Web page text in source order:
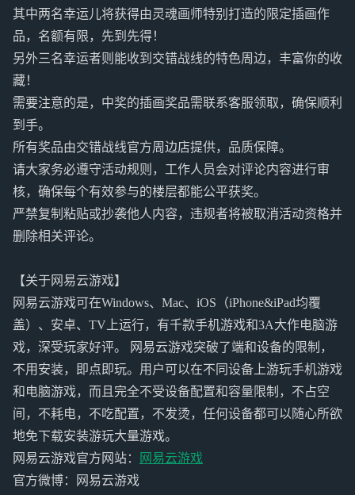
其中两名幸运儿将获得由灵魂画师特别打造的限定插画作
品，名额有限，先到先得！
另外三名幸运者则能收到交错战线的特色周边，丰富你的收
藏！
需要注意的是，中奖的插画奖品需联系客服领取，确保顺利
到手。
所有奖品由交错战线官方周边店提供，品质保障。
请大家务必遵守活动规则，工作人员会对评论内容进行审
核，确保每个有效参与的楼层都能公平获奖。
严禁复制粘贴或抄袭他人内容，违规者将被取消活动资格并
删除相关评论。
【关于网易云游戏】
网易云游戏可在Windows、Mac、iOS（iPhone&iPad均覆
盖）、安卓、TV上运行，有千款手机游戏和3A大作电脑游
戏，深受玩家好评。 网易云游戏突破了端和设备的限制，
不用安装，即点即玩。用户可以在不同设备上游玩手机游戏
和电脑游戏，而且完全不受设备配置和容量限制，不占空
间，不耗电，不吃配置，不发烫，任何设备都可以随心所欲
地免下载安装游玩大量游戏。
网易云游戏官方网站：
网易云游戏
官方微博：网易云游戏